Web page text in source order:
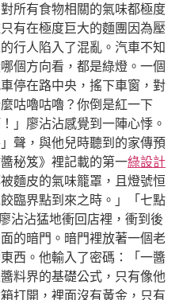
所有食物相關的氣味都極度
有在極度巨大的麵團因為壓
行人陷入了混亂。汽車不知
個方向看，都是綠燈。一個
停在路中央，搖下車窗，對
咕嚕咕嚕？你倒是紅一下
」廖沾沾感覺到一陣心悸。
聲，與他兒時聽到的家傳預
秘笈》裡記載的第一綠設計
麵皮的氣味籠罩，且燈號恒
臨界點到來之時。」「七點
沾沾猛地衝回店裡，衝到後
的暗門。暗門裡放著一個老
西。他輸入了密碼：「一醬
料界的基礎公式，只有像他
打開，裡面沒有黃金，只有